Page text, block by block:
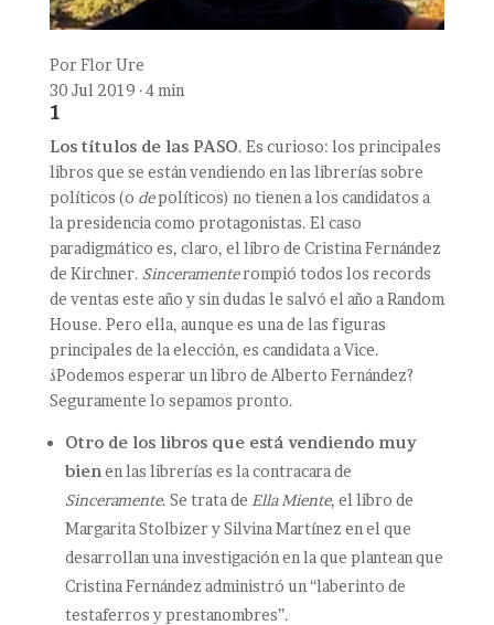
PorFlor Ure
30 Jul 2019 · 4 min
1
Los títulos de las PASO. Es curioso: los principales
libros que se están vendiendo en las librerías sobre
políticos (o depolíticos) no tienen a los candidatos a
la presidencia como protagonistas. El caso
paradigmático es, claro, el libro de Cristina Fernández
de Kirchner. Sinceramenterompió todos los records
de ventas este año y sin dudas le salvó el año a Random
House. Pero ella, aunque es una de las figuras
principales de la elección, es candidata a Vice.
¿Podemos esperar un libro de Alberto Fernández?
Seguramente lo sepamos pronto.
Otro de los libros que está vendiendo muy
bien en las librerías es la contracara de
Sinceramente. Se trata de Ella Miente, el libro de
Margarita Stolbizer y Silvina Martínez en el que
desarrollan una investigación en la que plantean que
Cristina Fernández administró un “laberinto de
testaferros y prestanombres”.